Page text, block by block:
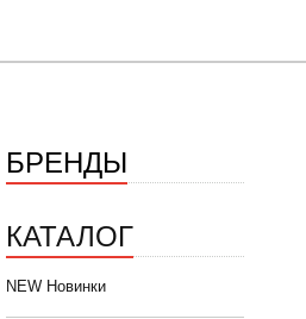
БРЕНДЫ
КАТАЛОГ
NEW Новинки